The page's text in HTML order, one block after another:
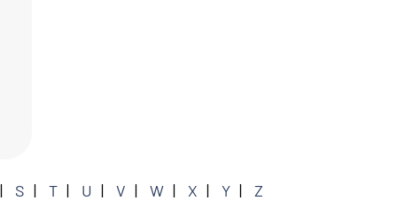
S T U V W X Y Z